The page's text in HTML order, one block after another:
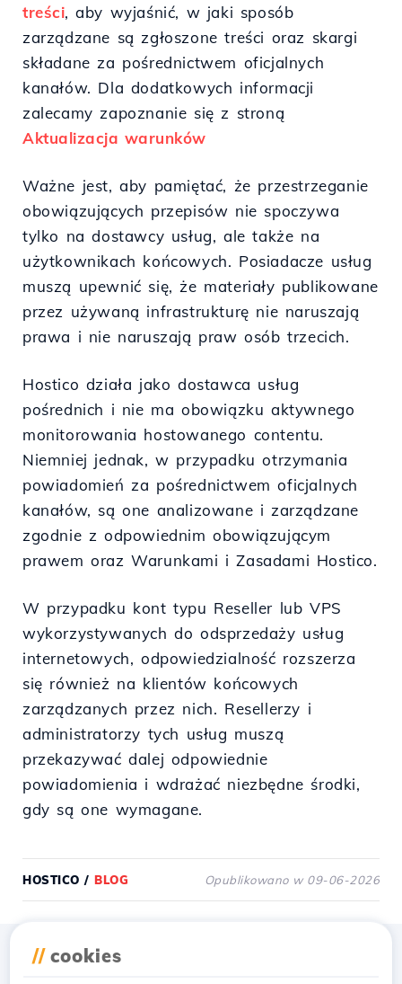
treści, aby wyjaśnić, w jaki sposób
zarządzane są zgłoszone treści oraz skargi
składane za pośrednictwem oficjalnych
kanałów. Dla dodatkowych informacji
zalecamy zapoznanie się z stroną
Aktualizacja warunków
Ważne jest, aby pamiętać, że przestrzeganie
obowiązujących przepisów nie spoczywa
tylko na dostawcy usług, ale także na
użytkownikach końcowych. Posiadacze usług
muszą upewnić się, że materiały publikowane
przez używaną infrastrukturę nie naruszają
prawa i nie naruszają praw osób trzecich.
Hostico działa jako dostawca usług
pośrednich i nie ma obowiązku aktywnego
monitorowania hostowanego contentu.
Niemniej jednak, w przypadku otrzymania
powiadomień za pośrednictwem oficjalnych
kanałów, są one analizowane i zarządzane
zgodnie z odpowiednim obowiązującym
prawem oraz Warunkami i Zasadami Hostico.
W przypadku kont typu Reseller lub VPS
wykorzystywanych do odsprzedaży usług
internetowych, odpowiedzialność rozszerza
się również na klientów końcowych
zarządzanych przez nich. Resellerzy i
administratorzy tych usług muszą
przekazywać dalej odpowiednie
powiadomienia i wdrażać niezbędne środki,
gdy są one wymagane.
HOSTICO / BLOG Opublikowano w 09-06-2026
// cookies
Pobierz aplikację